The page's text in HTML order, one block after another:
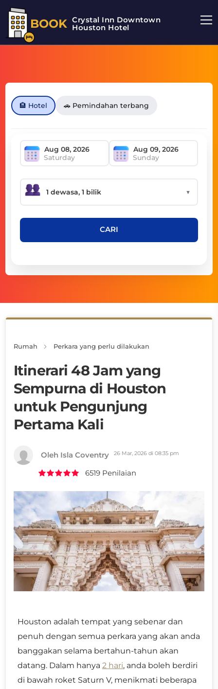
BOOK Crystal Inn Downtown
Houston Hotel
🏨 Hotel 🚗 Pemindahan terbang
Saturday Sunday
▼
CARI
Rumah Perkara yang perlu dilakukan
Itinerari 48 Jam yang
Sempurna di Houston
untuk Pengunjung
Pertama Kali
Oleh Isla Coventry 26 Mar, 2026 di 08:35 pm
6519 Penilaian
Houston adalah tempat yang sebenar dan
penuh dengan semua perkara yang akan anda
banggakan selama bertahun-tahun akan
datang. Dalam hanya 2 hari, anda boleh berdiri
di bawah roket Saturn V, menikmati beberapa